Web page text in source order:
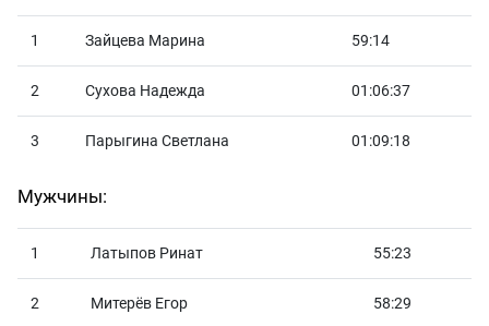
1 Зайцева Марина 59:14
2 Сухова Надежда 01:06:37
3 Парыгина Светлана 01:09:18
Мужчины:
1 Латыпов Ринат 55:23
2 Митерёв Егор 58:29